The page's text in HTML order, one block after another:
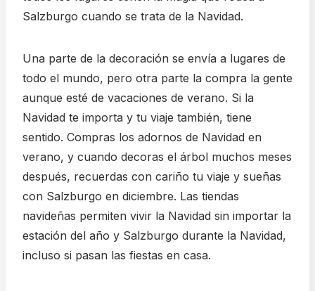
Salzburgo cuando se trata de la Navidad.
Una parte de la decoración se envía a lugares de
todo el mundo, pero otra parte la compra la gente
aunque esté de vacaciones de verano. Si la
Navidad te importa y tu viaje también, tiene
sentido. Compras los adornos de Navidad en
verano, y cuando decoras el árbol muchos meses
después, recuerdas con cariño tu viaje y sueñas
con Salzburgo en diciembre. Las tiendas
navideñas permiten vivir la Navidad sin importar la
estación del año y Salzburgo durante la Navidad,
incluso si pasan las fiestas en casa.